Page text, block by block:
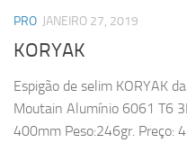
PRO JANEIRO 27, 2019
KORYAK
Espigão de selim KORYAK
Moutain Alumínio 6061 T6
400mm Peso:246gr. Preço: